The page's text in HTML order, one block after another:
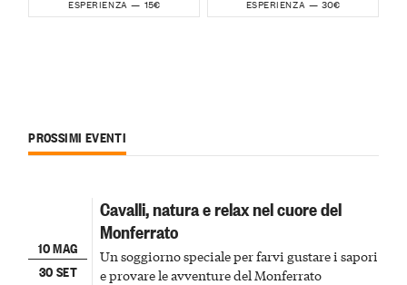
ESPERIENZA — ESPERIENZA —
PROSSIMI EVENTI
10 MAG
30 SET
Cavalli, natura e relax nel cuore del
Monferrato
Un soggiorno speciale per farvi gustare i sapori
e provare le avventure del Monferrato